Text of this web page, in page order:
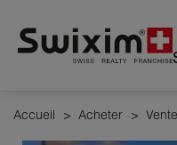
Accueil > Acheter >